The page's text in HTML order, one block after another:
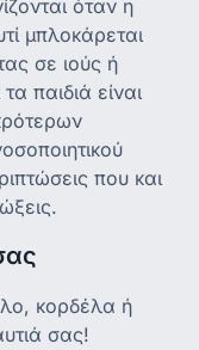
όταν η
μπλοκάρεται
σε ιούς ή
παιδιά είναι
που και
κορδέλα ή
σας!